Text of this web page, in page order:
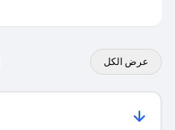
عرض الكل